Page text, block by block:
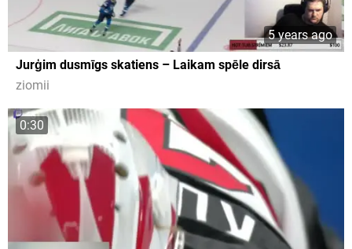
5 years ago
Jurģim dusmīgs skatiens – Laikam spēle dirsā
ziomii
0:30